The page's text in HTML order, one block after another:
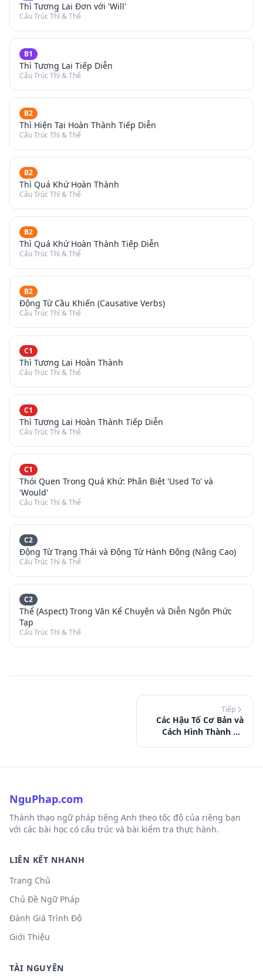
Thì Tương Lai Đơn với 'Will'
Cấu Trúc Thì & Thể
B1
Thì Tương Lai Tiếp Diễn
Cấu Trúc Thì & Thể
B2
Thì Hiện Tại Hoàn Thành Tiếp Diễn
Cấu Trúc Thì & Thể
B2
Thì Quá Khứ Hoàn Thành
Cấu Trúc Thì & Thể
B2
Thì Quá Khứ Hoàn Thành Tiếp Diễn
Cấu Trúc Thì & Thể
B2
Động Từ Cầu Khiến (Causative Verbs)
Cấu Trúc Thì & Thể
C1
Thì Tương Lai Hoàn Thành
Cấu Trúc Thì & Thể
C1
Thì Tương Lai Hoàn Thành Tiếp Diễn
Cấu Trúc Thì & Thể
C1
Thói Quen Trong Quá Khứ: Phân Biệt 'Used To' và
'Would'
Cấu Trúc Thì & Thể
C2
Động Từ Trạng Thái và Động Từ Hành Động (Nâng Cao)
Cấu Trúc Thì & Thể
C2
Thể (Aspect) Trong Văn Kể Chuyện và Diễn Ngôn Phức
Tạp
Cấu Trúc Thì & Thể
Tiếp
Các Hậu Tố Cơ Bản và
Cách Hình Thành Từ
NguPhap.com
Thành thạo ngữ pháp tiếng Anh theo tốc độ của riêng bạn
với các bài học có cấu trúc và bài kiểm tra thực hành.
LIÊN KẾT NHANH
Trang Chủ
Chủ Đề Ngữ Pháp
Đánh Giá Trình Độ
Giới Thiệu
TÀI NGUYÊN